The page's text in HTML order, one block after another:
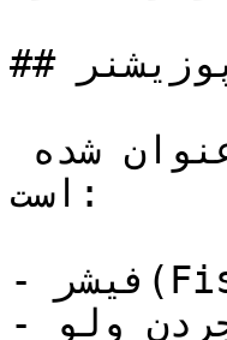
## تولید کنندگان آی توپی پوزیشنر
است:
- فیشر(Fisher)
- جردن ولو (Jordan valve)